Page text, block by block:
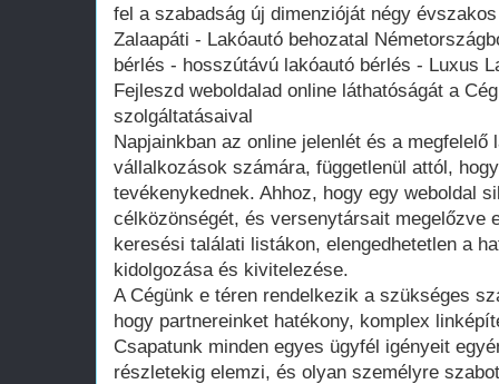
fel a szabadság új dimenzióját négy
Zalaapáti - Lakóautó behozatal
bérlés - hosszútávú lakóautó bérlés - Luxus
Fejleszd weboldalad online láthatóságát a
szolgáltatásaival
Napjainkban az online jelenlét és a
vállalkozások számára, függetlenül attól,
tevékenykednek. Ahhoz, hogy egy weboldal
célközönségét, és versenytársait megelőzve
keresési találati listákon, elengedhetetlen a
kidolgozása és kivitelezése.
A Cégünk e téren rendelkezik a szükséges
hogy partnereinket hatékony, komplex
Csapatunk minden egyes ügyfél igényeit
részletekig elemzi, és olyan személyre